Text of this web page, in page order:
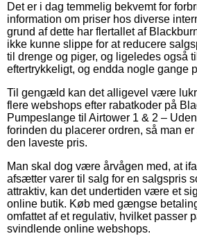
Det er i dag temmelig bekvemt for
information om priser hos diverse
grund af dette har flertallet af
ikke kunne slippe for at reducere
til drenge og piger, og ligeledes også
eftertrykkeligt, og endda nogle gange
Til gengæld kan det alligevel være
flere webshops efter rabatkoder på
Pumpeslange til Airtower 1 & 2 –
forinden du placerer ordren, så man
den laveste pris.
Man skal dog være årvågen med, at
afsætter varer til salg for en salgspris
attraktiv, kan det undertiden være et
online butik. Køb med gængse
omfattet af et regulativ, hvilket passer
svindlende online webshops.